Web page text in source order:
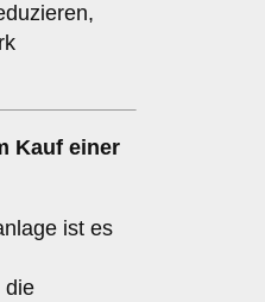
Kauf einer
ist es
die